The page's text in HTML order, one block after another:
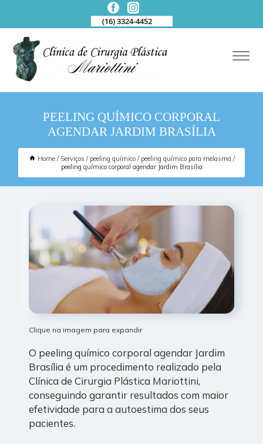
(16) 3324-4452
PEELING QUÍMICO CORPORAL
AGENDAR JARDIM BRASÍLIA
Home Serviços peeling químico
peeling químico para melasma
peeling químico corporal agendar Jardim Brasília
Clique na imagem para expandir
O peeling químico corporal agendar Jardim
Brasília é um procedimento realizado pela
Clínica de Cirurgia Plástica Mariottini,
conseguindo garantir resultados com maior
efetividade para a autoestima dos seus
pacientes.